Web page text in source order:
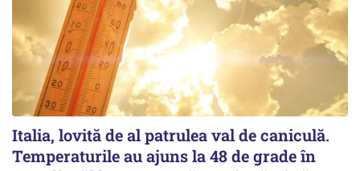
Italia, lovită de al patrulea val de caniculă.
Temperaturile au ajuns la 48 de grade în